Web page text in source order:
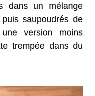
dans un mélange
saupoudrés de
version moins
trempée dans du